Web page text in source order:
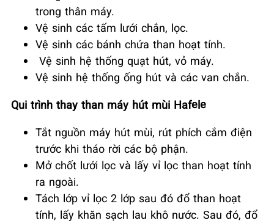
trong thân máy.
Vệ sinh các tấm lưới chắn, lọc.
Vệ sinh các bánh chứa than hoạt tính.
Vệ sinh hệ thống quạt hút, vỏ máy.
Vệ sinh hệ thống ống hút và các van chắn.
Qui trình thay than máy hút mùi Hafele
Tắt nguồn máy hút mùi, rút phích cắm điện
trước khi tháo rời các bộ phận.
Mở chốt lưới lọc và lấy vỉ lọc than hoạt tính
ra ngoài.
Tách lớp vỉ lọc 2 lớp sau đó đổ than hoạt
tính, lấy khăn sạch lau khô nước. Sau đó, đổ